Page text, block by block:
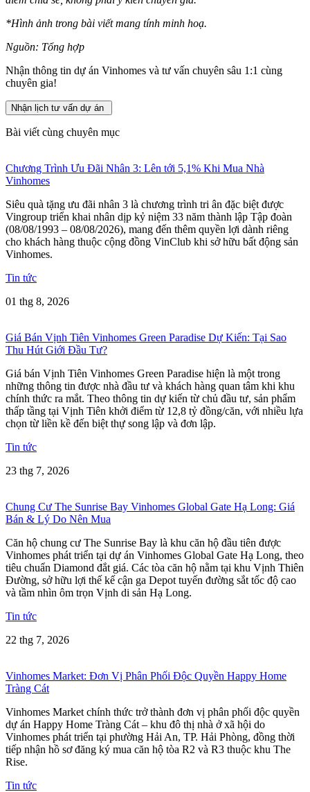
*Hình ảnh trong bài viết mang tính minh hoạ.
Nguồn: Tổng hợp
Nhận thông tin dự án Vinhomes và tư vấn chuyên sâu 1:1 cùng
chuyên gia!
Nhận lịch tư vấn dự án
Bài viết cùng chuyên mục
Chương Trình Ưu Đãi Nhân 3: Lên tới 5,1% Khi Mua Nhà
Vinhomes
Siêu quà tặng ưu đãi nhân 3 là chương trình tri ân đặc biệt được
Vingroup triển khai nhân dịp kỷ niệm 33 năm thành lập Tập đoàn
(08/08/1993 – 08/08/2026), mang đến thêm quyền lợi dành riêng
cho khách hàng thuộc cộng đồng VinClub khi sở hữu bất động sản
Vinhomes.
Tin tức
01 thg 8, 2026
Giá Bán Vịnh Tiên Vinhomes Green Paradise Dự Kiến: Tại Sao
Thu Hút Giới Đầu Tư?
Giá bán Vịnh Tiên Vinhomes Green Paradise hiện là một trong
những thông tin được nhà đầu tư và khách hàng quan tâm khi khu
chính thức ra mắt. Theo thông tin dự kiến từ chủ đầu tư, sản phẩm
thấp tầng tại Vịnh Tiên khởi điểm từ 12,8 tỷ đồng/căn, với nhiều lựa
chọn từ liền kề đến biệt thự song lập và đơn lập.
Tin tức
23 thg 7, 2026
Chung Cư The Sunrise Bay Vinhomes Global Gate Hạ Long: Giá
Bán & Lý Do Nên Mua
Căn hộ chung cư The Sunrise Bay là khu căn hộ đầu tiên được
Vinhomes phát triển tại dự án Vinhomes Global Gate Hạ Long, theo
tiêu chuẩn Diamond đắt giá. Các tòa căn hộ nằm tại khu Vịnh Thiên
Đường, sở hữu lợi thế kế cận ga Depot tuyến đường sắt tốc độ cao
và tầm nhìn ôm trọn Vịnh di sản Hạ Long.
Tin tức
22 thg 7, 2026
Vinhomes Market: Đơn Vị Phân Phối Độc Quyền Happy Home
Tràng Cát
Vinhomes Market chính thức trở thành đơn vị phân phối độc quyền
dự án Happy Home Tràng Cát – khu đô thị nhà ở xã hội do
Vinhomes phát triển tại phường Hải An, TP. Hải Phòng, đồng thời
tiếp nhận hồ sơ đăng ký mua căn hộ tòa R2 và R3 thuộc khu The
Rise.
Tin tức